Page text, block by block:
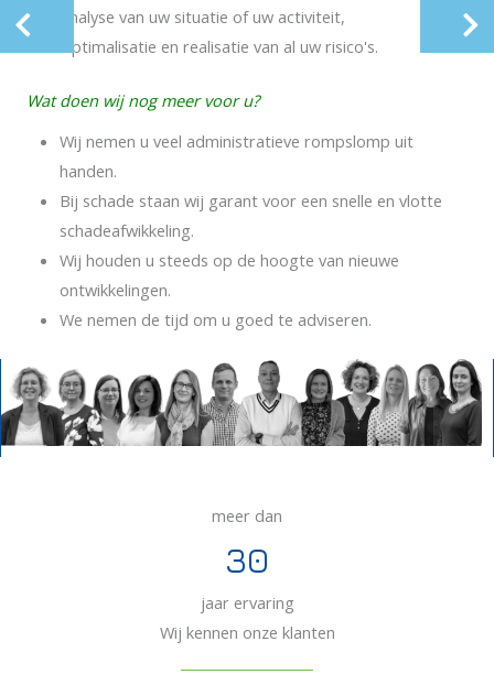
Analyse van uw situatie of uw activiteit,
Optimalisatie en realisatie van al uw risico's.
Wat doen wij nog meer voor u?
Wij nemen u veel administratieve rompslomp uit
handen.
Bij schade staan wij garant voor een snelle en vlotte
schadeafwikkeling.
Wij houden u steeds op de hoogte van nieuwe
ontwikkelingen.
We nemen de tijd om u goed te adviseren.
meer dan
30
jaar ervaring
Wij kennen onze klanten